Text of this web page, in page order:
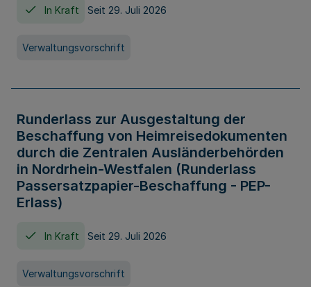
In Kraft Seit 29. Juli 2026
Verwaltungsvorschrift
Runderlass zur Ausgestaltung der
Beschaffung von Heimreisedokumenten
durch die Zentralen Ausländerbehörden
in Nordrhein-Westfalen (Runderlass
Passersatzpapier-Beschaffung - PEP-
Erlass)
In Kraft Seit 29. Juli 2026
Verwaltungsvorschrift